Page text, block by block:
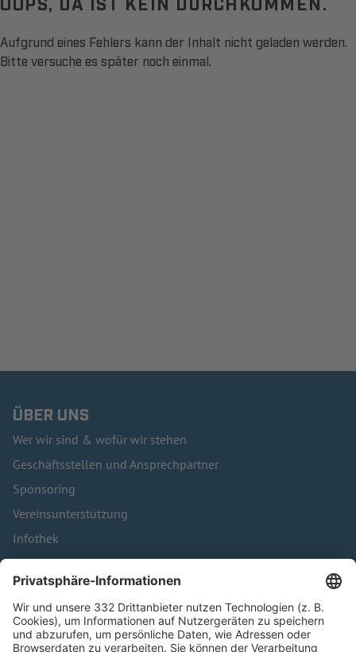
Aufgrund eines Fehlers kann der Inhalt nicht geladen werden.
Bitte versuche es später noch einmal.
ÜBER UNS
Wer wir sind & wofür wir stehen
Geschäftsstellen und Ansprechpartner
Sponsoring
Vereinsunterstützung
Infothek
Kontakt
HÄUFIG BESUCHTE SEITEN
Pässe und Vereinswechsel